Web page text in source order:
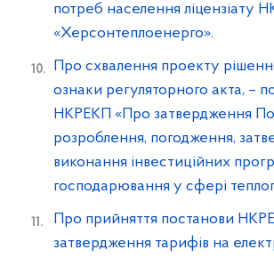
потреб населення ліцензіату
«Херсонтеплоенерго».
Про схвалення проекту
ознаки регуляторного акта, –
НКРЕКП «Про затвердження
розроблення, погодження,
виконання інвестиційних
господарювання у сфері
Про прийняття постанови
затвердження тарифів на